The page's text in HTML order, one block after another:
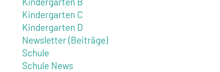
Kindergarten C
Kindergarten D
Newsletter (Beiträge)
Schule
Schule News